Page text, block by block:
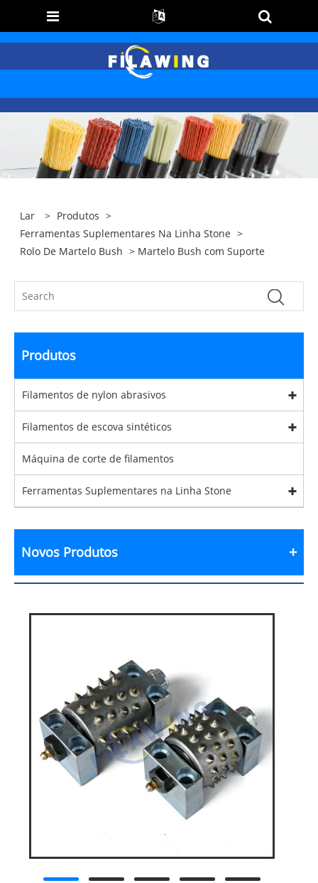
Lar > Produtos >
Ferramentas Suplementares Na Linha Stone >
Rolo De Martelo Bush > Martelo Bush com Suporte
Produtos
Filamentos de nylon abrasivos
Filamentos de escova sintéticos
Máquina de corte de filamentos
Ferramentas Suplementares na Linha Stone
Novos Produtos